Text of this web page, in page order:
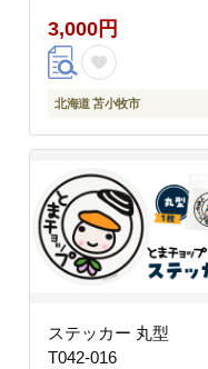
3,000円
北海道 苫小牧市
ステッカー 丸型
T042-016